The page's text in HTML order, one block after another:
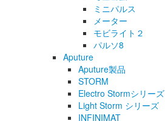
ミニパルス
メーター
モビライト２
パルソ8
Aputure
Aputure製品
STORM
Electro Stormシリーズ
Light Storm シリーズ
INFINIMAT